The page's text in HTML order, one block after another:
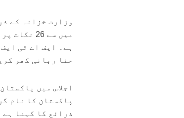
ہے۔ ایف اے ٹی
حنا ربانی کھر
اجلاس میں
پاکستان کا نام
ذرائع کا کہنا